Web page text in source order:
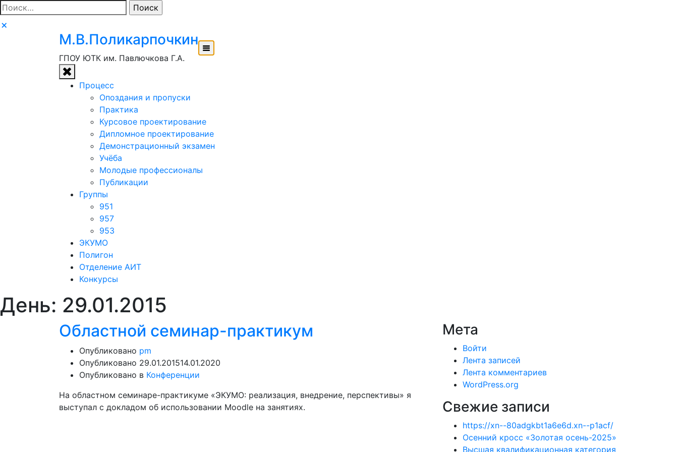
Перейти
к
содержимому
Найти:
М.В.Поликарпочкин
ГПОУ ЮТК им. Павлючкова Г.А.
Процесс
Опоздания и пропуски
Практика
Курсовое проектирование
Дипломное проектирование
Демонстрационный экзамен
Учёба
Молодые профессионалы
Публикации
Группы
951
957
953
ЭКУМО
Полигон
Отделение АИТ
Конкурсы
День: 29.01.2015
Областной семинар-практикум
Опубликовано pm
Опубликовано 29.01.201514.01.2020
Опубликовано в Конференции
На областном семинаре-практикуме «ЭКУМО: реализация, внедрение, перспективы» я
выступал с докладом об использовании Moodle на занятиях.
Мета
Войти
Лента записей
Лента комментариев
WordPress.org
Свежие записи
https://xn--80adgkbt1a6e6d.xn--p1acf/
Осенний кросс «Золотая осень-2025»
Высшая квалификационная категория